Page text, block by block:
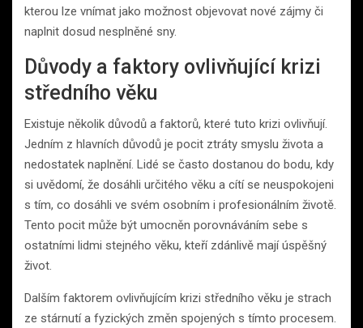
kterou lze vnímat jako možnost objevovat nové zájmy či
naplnit dosud nesplněné sny.
Důvody a faktory ovlivňující krizi
středního věku
Existuje několik důvodů a faktorů, které tuto krizi ovlivňují.
Jedním z hlavních důvodů je pocit ztráty smyslu života a
nedostatek naplnění. Lidé se často dostanou do bodu, kdy
si uvědomí, že dosáhli určitého věku a cítí se neuspokojeni
s tím, co dosáhli ve svém osobním i profesionálním životě.
Tento pocit může být umocněn porovnáváním sebe s
ostatními lidmi stejného věku, kteří zdánlivě mají úspěšný
život.
Dalším faktorem ovlivňujícím krizi středního věku je strach
ze stárnutí a fyzických změn spojených s tímto procesem.